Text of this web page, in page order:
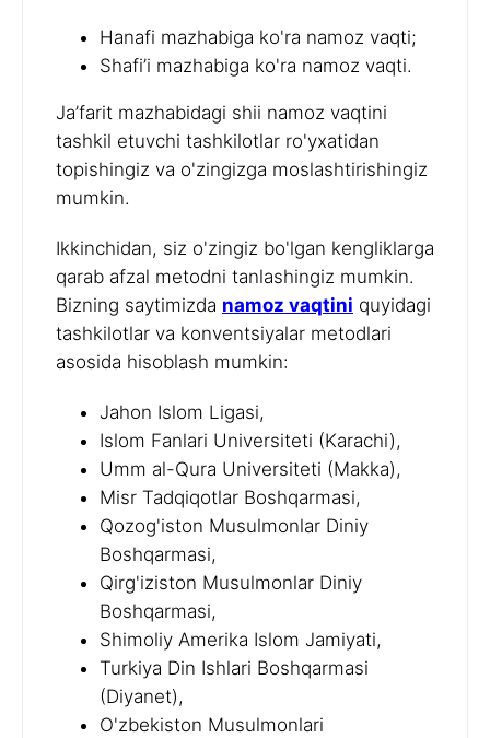
Hanafi mazhabiga ko'ra namoz vaqti;
Shafi’i mazhabiga ko'ra namoz vaqti.
Ja’farit mazhabidagi shii namoz vaqtini
tashkil etuvchi tashkilotlar ro'yxatidan
topishingiz va o'zingizga moslashtirishingiz
mumkin.
Ikkinchidan, siz o'zingiz bo'lgan kengliklarga
qarab afzal metodni tanlashingiz mumkin.
Bizning saytimizda namoz vaqtini quyidagi
tashkilotlar va konventsiyalar metodlari
asosida hisoblash mumkin:
Jahon Islom Ligasi,
Islom Fanlari Universiteti (Karachi),
Umm al-Qura Universiteti (Makka),
Misr Tadqiqotlar Boshqarmasi,
Qozog'iston Musulmonlar Diniy
Boshqarmasi,
Qirg'iziston Musulmonlar Diniy
Boshqarmasi,
Shimoliy Amerika Islom Jamiyati,
Turkiya Din Ishlari Boshqarmasi
(Diyanet),
O'zbekiston Musulmonlari